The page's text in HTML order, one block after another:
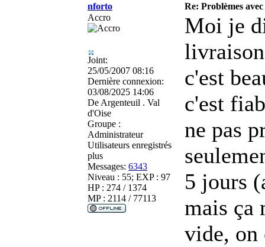
nforto
Re: Problèmes
Accro
Joint:
25/05/2007 08:16
Dernière connexion:
03/08/2025 14:06
De Argenteuil . Val
d'Oise
Groupe :
Administrateur
Utilisateurs enregistrés
plus
Messages: 6343
Niveau : 55; EXP : 97
HP : 274 / 1374
MP : 2114 / 77113
Moi je
c'est
c'est
ne pas
5 jours
mais ça
vide, on